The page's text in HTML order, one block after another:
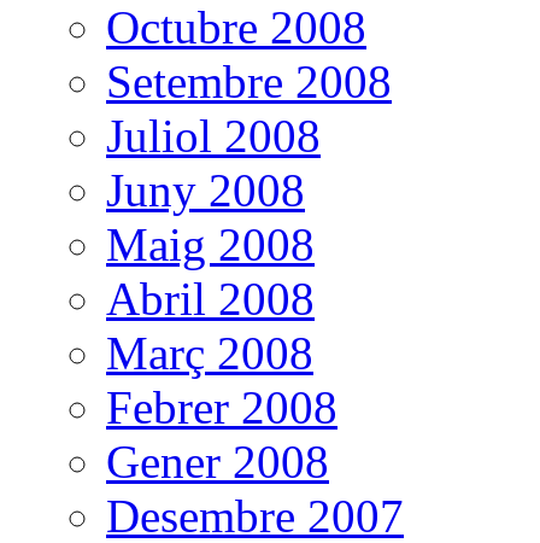
Octubre 2008
Setembre 2008
Juliol 2008
Juny 2008
Maig 2008
Abril 2008
Març 2008
Febrer 2008
Gener 2008
Desembre 2007